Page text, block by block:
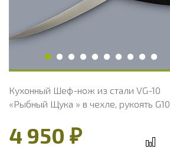
Длина рукояти, мм
Твердость клинка, HRC
Вес, г
Кухонный Шеф-нож из стали VG-10
«Рыбный Щука » в чехле, рукоять G10
4 950 ₽